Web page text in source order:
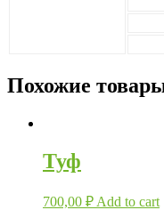
Похожие
Туф
700,00 ₽ Add to cart